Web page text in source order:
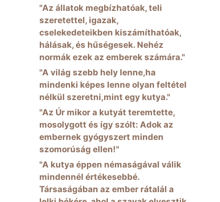
"Az állatok megbízhatóak, teli
szeretettel, igazak,
cselekedeteikben kiszámíthatóak,
hálásak, és hűségesek. Nehéz
normák ezek az emberek számára."
"A világ szebb hely lenne,ha
mindenki képes lenne olyan feltétel
nélkül szeretni,mint egy kutya."
"Az Úr mikor a kutyát teremtette,
mosolygott és így szólt: Adok az
embernek gyógyszert minden
szomorúság ellen!"
"A kutya éppen némaságával válik
mindennél értékesebbé.
Társaságában az ember rátalál a